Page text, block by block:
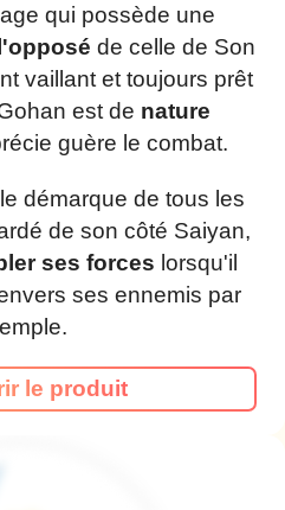
qui possède une
de celle de Son
vaillant et toujours prêt
est de nature
guère le combat.
démarque de tous les
de son côté Saiyan,
ses forces lorsqu'il
ses ennemis par
le produit